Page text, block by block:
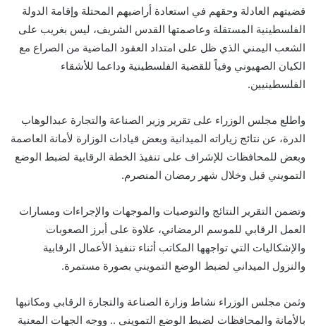
قضيتهم العادلة وحقهم في استعادة أراضيهم المحتلة وإقامة الدولة
الفلسطينية المستقلة وعاصمتها القدس الشريف، ليس بغريب على
الشعب اليمني الذي ظل على امتداد العقود الماضية من الصراع مع
الكيان الصهيوني وفياً للقضية الفلسطينية وداعما للأشقاء
الفلسطينيين.
واطلع مجلس الوزراء على تقرير وزير الصناعة والتجارة عبدالوهاب
الدرة، عن نتائج زياراته الميدانية وبعض قيادات الوزارة لأمانة العاصمة
وبعض للمحافظات للإشراف على تنفيذ الخطة الرقابية لضبط الوضع
التمويني قبل وخلال شهر رمضان المنصرم.
وتضمن التقرير النتائج والتوصيات والموجهات والإجراءات ومسارات
العمل الرقابي للموسم الرمضاني، علاوة على أبرز الصعوبات
والإشكاليات التي تواجهها المكاتب أثناء تنفيذ الأعمال الرقابية
والنزول الميداني لضبط الوضع التمويني بصورة مستمرة.
وثمن مجلس الوزراء نشاط وزارة الصناعة والتجارة الرقابي ومكاتبها
بالأمانة والمحافظات لضبط الوضع التمويني .. ووجه الجهات المعنية